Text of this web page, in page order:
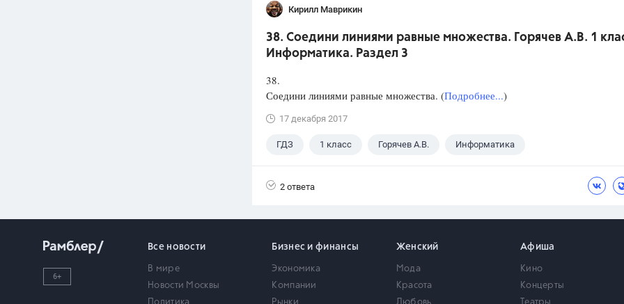
Кирилл Маврикин
38. Соедини линиями равные множества. Горячев А.В. 1
Информатика. Раздел 3
38.
Соедини линиями равные множества. (Подробнее...)
17 декабря 2017
ГДЗ 1 класс Горячев А.В. Информатика
2 ответа
6+
Все новости
В мире
Новости Москвы
Бизнес и финансы
Экономика
Компании
Женский
Мода
Красота
Афиша
Кино
Концерты